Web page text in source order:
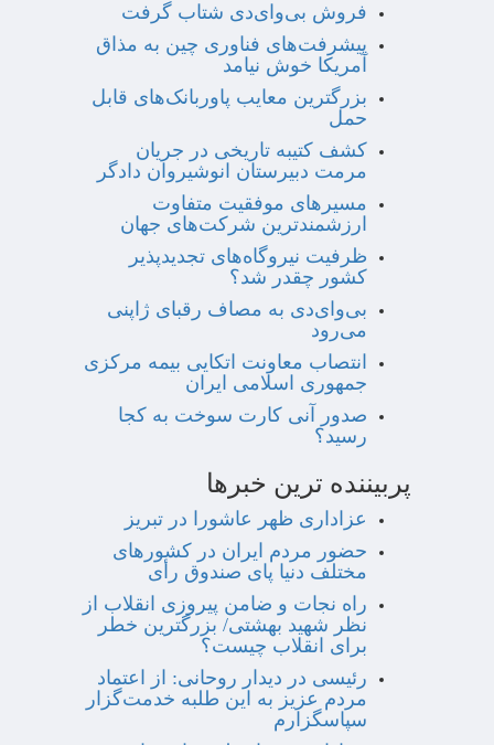
فروش بی‌وای‌دی شتاب گرفت
پیشرفت‌های فناوری چین به مذاق
آمریکا خوش نیامد
بزرگترین معایب پاوربانک‌های قابل
حمل
کشف کتیبه تاریخی در جریان
مرمت دبیرستان انوشیروان دادگر
مسیرهای موفقیت متفاوت
ارزشمندترین شرکت‌های جهان
ظرفیت نیروگاه‌های تجدیدپذیر
کشور چقدر شد؟
بی‌وای‌دی به مصاف رقبای ژاپنی
می‌رود
انتصاب معاونت اتکایی بیمه مرکزی
جمهوری اسلامی ایران
صدور آنی کارت سوخت به کجا
رسید؟
پربیننده ترین خبرها
عزاداری ظهر عاشورا در تبریز
حضور مردم ایران در کشورهای
مختلف دنیا پای صندوق رأی
راه نجات و ضامن پیروزی انقلاب از
نظر شهید بهشتی/ بزرگترین خطر
برای انقلاب چیست؟
رئیسی در دیدار روحانی: از اعتماد
مردم عزیز به این طلبه خدمت‌گزار
سپاسگزارم